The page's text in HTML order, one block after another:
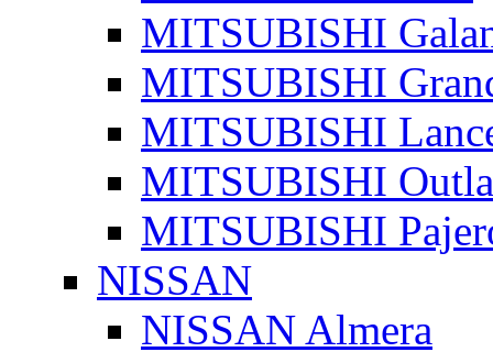
MITSUBISHI
MITSUBISHI
MITSUBISHI
MITSUBISHI
MITSUBISHI
NISSAN
NISSAN Almera